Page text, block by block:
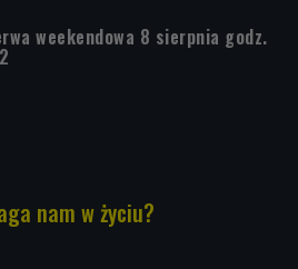
weekendowa 8 sierpnia godz.
nam w życiu?